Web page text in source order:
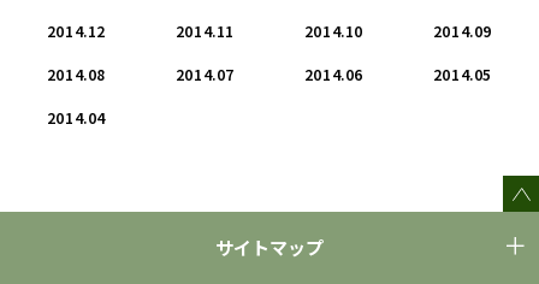
2014.12 2014.11 2014.10 2014.09
2014.08 2014.07 2014.06 2014.05
2014.04
サイトマップ